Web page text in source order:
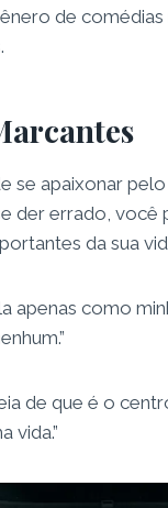
de comédias
se apaixonar
der errado, você
da sua
apenas como
de que é o
vida.”